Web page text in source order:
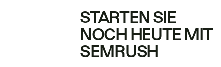
STARTEN SIE
NOCH HEUTE MIT
SEMRUSH